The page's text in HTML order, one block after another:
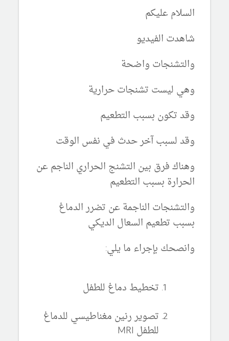
السلام عليكم
شاهدت الفيديو
والتشنجات واضحة
وهي ليست تشنجات حرارية
وقد تكون بسبب التطعيم
وقد لسبب آخر حدث في نفس الوقت
وهناك فرق بين التشنج الحراري الناجم عن
الحرارة بسبب التطعيم
والتشنجات الناجمة عن تضرر الدماغ
بسبب تطعيم السعال الديكي
وانصحك بإجراء ما يلي:
تخطيط دماغ للطفل
تصوير رنين مغناطيسي للدماغ
للطفل MRI